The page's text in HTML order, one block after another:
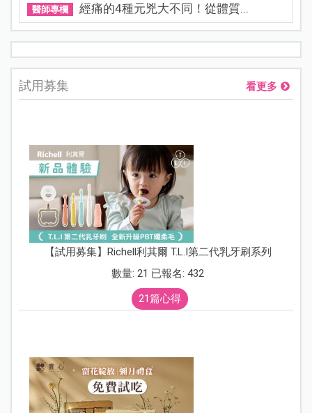
醫師專欄 經痛的4種元兇大不同！從體質...
試用募集 看更多
【試用募集】Richell利其爾 T.L.I第二代乳牙刷系列
數量: 21 已報名: 432
21篇心得